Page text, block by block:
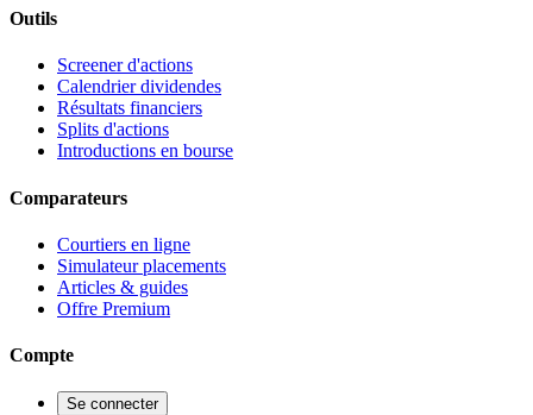
Outils
Screener d'actions
Calendrier dividendes
Résultats financiers
Splits d'actions
Introductions en bourse
Comparateurs
Courtiers en ligne
Simulateur placements
Articles & guides
Offre Premium
Compte
Se connecter